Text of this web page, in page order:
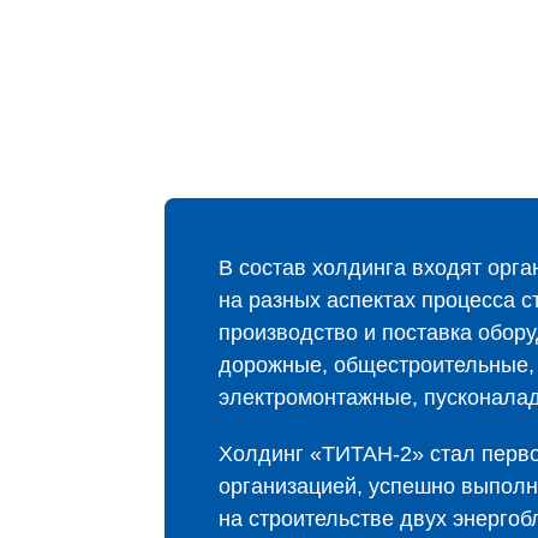
В состав холдинга входят
на разных аспектах процесса
производство и поставка
дорожные,
электромонтажные,
Холдинг «ТИТАН‑2» стал
организацией, успешно
на строительстве двух